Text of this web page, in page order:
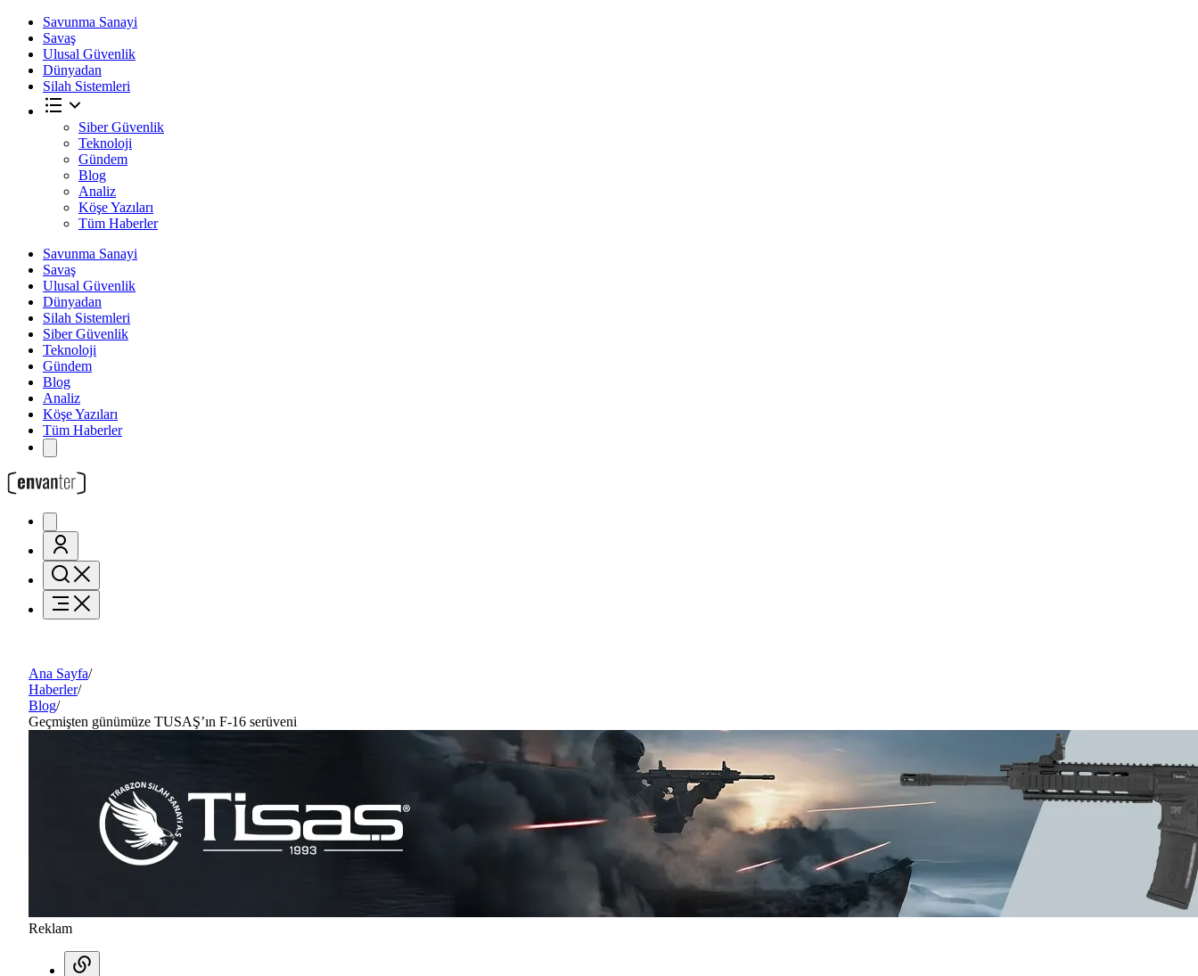
Savunma Sanayi
Savaş
Ulusal Güvenlik
Dünyadan
Silah Sistemleri
Siber Güvenlik
Teknoloji
Gündem
Blog
Analiz
Köşe Yazıları
Tüm Haberler
Savunma Sanayi
Savaş
Ulusal Güvenlik
Dünyadan
Silah Sistemleri
Siber Güvenlik
Teknoloji
Gündem
Blog
Analiz
Köşe Yazıları
Tüm Haberler
Ana Sayfa/
Haberler/
Blog/
Geçmişten günümüze TUSAŞ’ın F-16 serüveni
Reklam